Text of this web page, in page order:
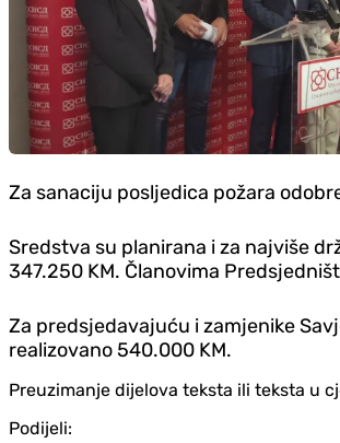
Za sanaciju posljedica požara
Sredstva su planirana i za najviše
347.250 KM. Članovima
Za predsjedavajuću i zamjenike
realizovano 540.000 KM.
Preuzimanje dijelova teksta ili teksta u
Podijeli: